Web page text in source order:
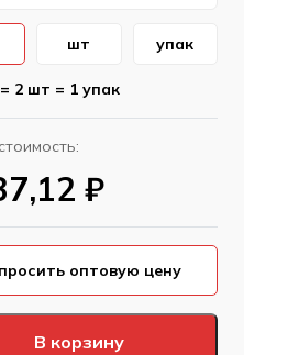
В корзину
шт упак
2 шт = 1 упак
₽
оптовую цену